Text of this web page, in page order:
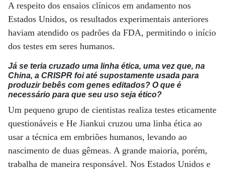
A respeito dos ensaios clínicos em andamento nos
Estados Unidos, os resultados experimentais anteriores
haviam atendido os padrões da FDA, permitindo o início
dos testes em seres humanos.
Já se teria cruzado uma linha ética, uma vez que, na
China, a CRISPR foi até supostamente usada para
produzir bebês com genes editados? O que é
necessário para que seu uso seja ético?
Um pequeno grupo de cientistas realiza testes eticamente
questionáveis e He Jiankui cruzou uma linha ética ao
usar a técnica em embriões humanos, levando ao
nascimento de duas gêmeas. A grande maioria, porém,
trabalha de maneira responsável. Nos Estados Unidos e